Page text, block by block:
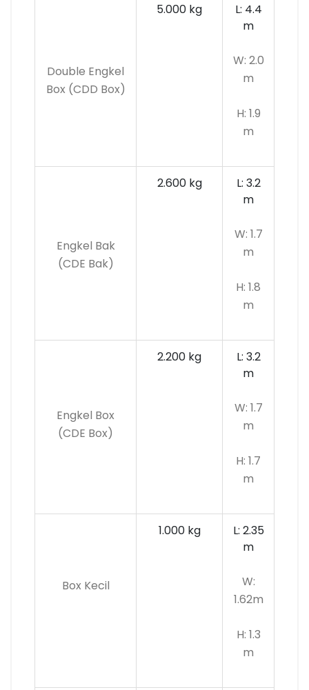
Double Engkel
Box (CDD Box)
5.000 kg
L: 4.4
m
W: 2.0
m
H: 1.9
m
Engkel Bak
(CDE Bak)
2.600 kg
L: 3.2
m
W: 1.7
m
H: 1.8
m
Engkel Box
(CDE Box)
2.200 kg
L: 3.2
m
W: 1.7
m
H: 1.7
m
Box Kecil
1.000 kg
L: 2.35
m
W:
1.62m
H: 1.3
m